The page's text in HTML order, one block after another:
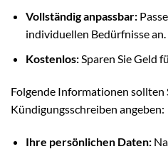
Vollständig anpassbar:
individuellen Bedürfnisse an.
Kostenlos:Sparen Sie Geld
Folgende Informationen sollten
Kündigungsschreiben angeben:
Ihre persönlichen Daten: